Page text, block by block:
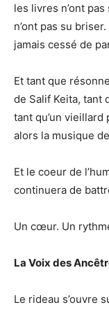
les livres n’ont
n’ont pas su
jamais cessé de
Et tant que
de Salif Keita, tant
tant qu’un
alors la musique
Et le coeur de
continuera de
Un cœur. Un
La Voix des
Le rideau s’ouvre